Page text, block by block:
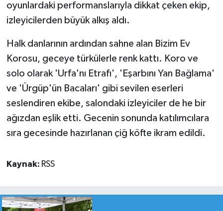
oyunlardaki performanslarıyla dikkat çeken ekip,
izleyicilerden büyük alkış aldı.
Halk danlarının ardından sahne alan Bizim Ev
Korosu, geceye türkülerle renk kattı. Koro ve
solo olarak 'Urfa'nı Etrafı', 'Eşarbını Yan Bağlama'
ve 'Ürgüp'ün Bacaları' gibi sevilen eserleri
seslendiren ekibe, salondaki izleyiciler de he bir
ağızdan eşlik etti. Gecenin sonunda katılımcılara
sıra gecesinde hazırlanan çiğ köfte ikram edildi.
Kaynak: RSS